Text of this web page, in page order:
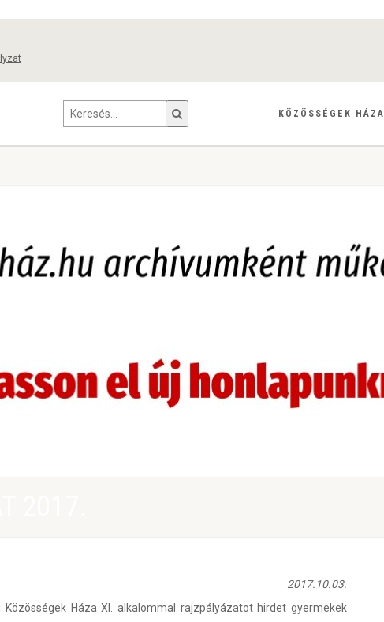
KÖZÖSSÉGEK HÁZA
2017.10.03.
Háza XI. alkalommal rajzpályázatot hirdet gyermekek